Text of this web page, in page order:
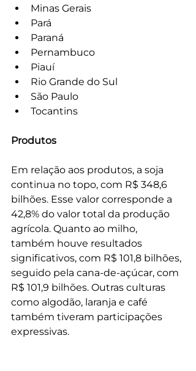
Minas Gerais
Pará
Paraná
Pernambuco
Piauí
Rio Grande do Sul
São Paulo
Tocantins
Produtos
Em relação aos produtos, a soja
continua no topo, com R$ 348,6
bilhões. Esse valor corresponde a
42,8% do valor total da produção
agrícola. Quanto ao milho,
também houve resultados
significativos, com R$ 101,8 bilhões,
seguido pela cana-de-açúcar, com
R$ 101,9 bilhões. Outras culturas
como algodão, laranja e café
também tiveram participações
expressivas.